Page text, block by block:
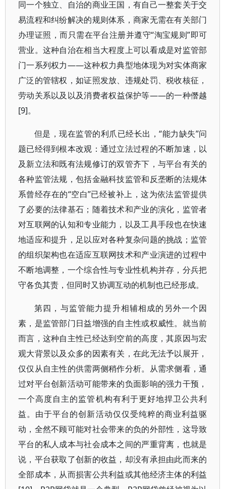
同一个独立、自治的商业王国，有自己一整套关于交
易流程和纠纷解决的规则体系，商家无需在有关部门
办理证照，而只需在平台注册并遵守“淘宝规则”即可
营业。这种自治在相当大程度上可以看成是对监管部
门一系列权力——这种权力典型地体现为对实体商家
广泛的管辖权，如证照发放、违规处罚、税收核征，
劳动关系以及以及消费者权益保护等——的一种僭越
[9]。
但是，现在监管的利爪已经长出，“能力缺失”问
题已经得到根本改观：通过立法过程的不断加速，以
及新立法和既有法规修订的双管齐下，与平台有关的
各种监管法规，包括金融科技监管和反垄断的法规体
系曾经存在的“空白”已经被补上，这为依法监管提供
了必要的法律基石；随着技术和产业的演化，监管者
对互联网的认知和专业能力，以及工具手段也在快速
地适应和提升，足以应对各种复杂问题的挑战；监管
的组织架构也在适应互联网技术和产业演进的过程中
不断地调整，一个综合性与专业性机构并存，分兵把
守各负其责，但同时又协调互动的机制也已经形成。
第四，与监管能力提升相辅相成的另外一个因
素，是监管部门日益增强的自主性或权威性。就当前
而言，这种自主性已经达到空前的高度，其原因与宏
观大背景以及众多的因素有关，在此无法予以展开，
仅仅从自主性的供需两侧稍作分析。从需求侧看，通
过对平台创新活动可能带来的负面影响的强力干预，
一个高度自主的监管机构有利于更好地捍卫公共利
益。由于平台的创新活动仅仅受纯粹的商业利益驱
动，全然不顾可能对社会带来的负的外部性，这导致
平台的私人成本与社会成本之间的严重背离，也就是
说，平台获取了创新的收益，却没有承担由此而来的
全部成本，从而损害公共利益或其他经济主体的利益